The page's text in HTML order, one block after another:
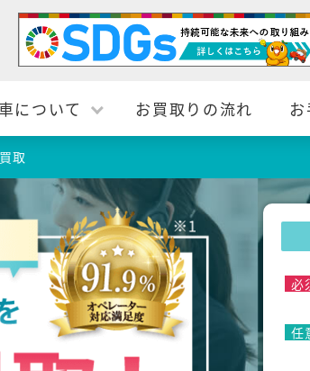
について お買取りの流れ
取
必
任